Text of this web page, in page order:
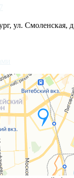
ул. Смоленская,
навигация, поиск мест